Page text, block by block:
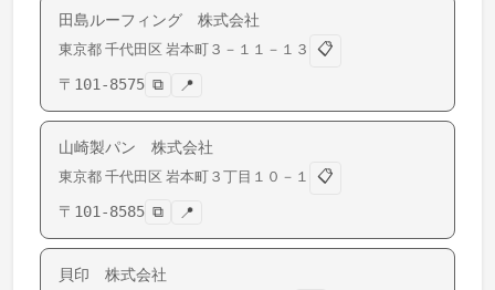
田島ルーフィング 株式会社
東京都 千代田区 岩本町 ３－１１－１３
📋
〒 101-8575 ⧉ 📍
山崎製パン 株式会社
東京都 千代田区 岩本町 ３丁目１０－１
📋
〒 101-8585 ⧉ 📍
貝印 株式会社